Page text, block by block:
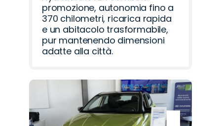
promozione, autonomia fino a
370 chilometri, ricarica rapida
e un abitacolo trasformabile,
pur mantenendo dimensioni
adatte alla città.